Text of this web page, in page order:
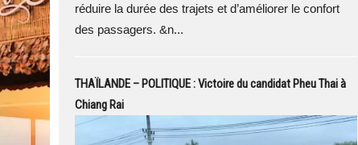
réduire la durée des trajets et d’améliorer le confort
des passagers. &n...
THAÏLANDE – POLITIQUE : Victoire du candidat Pheu Thai à
Chiang Rai